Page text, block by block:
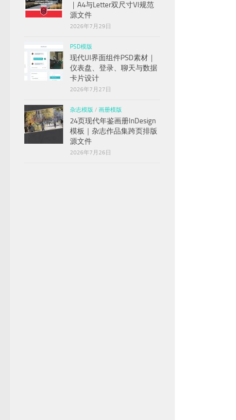
｜A4与Letter双尺寸VI规范
源文件
2026年7月29日
PSD模版
现代UI界面组件PSD素材｜
仪表盘、登录、聊天与数据
卡片设计
2026年7月27日
杂志模版 / 画册模版
24页现代年鉴画册InDesign
模板｜杂志作品集跨页排版
源文件
2026年7月26日